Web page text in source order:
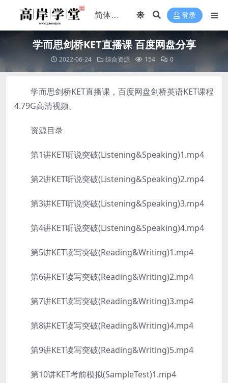
登录
学而思剑桥KET直播课 百度网盘分享
2022-06-24 综合资源 154 0
学而思剑桥KET直播课，百度网盘剑桥英语KET课程
4.79G高清视频。
资源目录
第1讲KET听说突破(Listening&Speaking)1.mp4
第2讲KET听说突破(Listening&Speaking)2.mp4
第3讲KET听说突破(Listening&Speaking)3.mp4
第4讲KET听说突破(Listening&Speaking)4.mp4
第5讲KET读写突破(Reading&Writing)1.mp4
第6讲KET读写突破(Reading&Writing)2.mp4
第7讲KET读写突破(Reading&Writing)3.mp4
第8讲KET读写突破(Reading&Writing)4.mp4
第9讲KET读写突破(Reading&Writing)5.mp4
第10讲KET考前模拟(SampleTest)1.mp4